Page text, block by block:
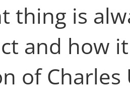
thing is
and how
of Charles